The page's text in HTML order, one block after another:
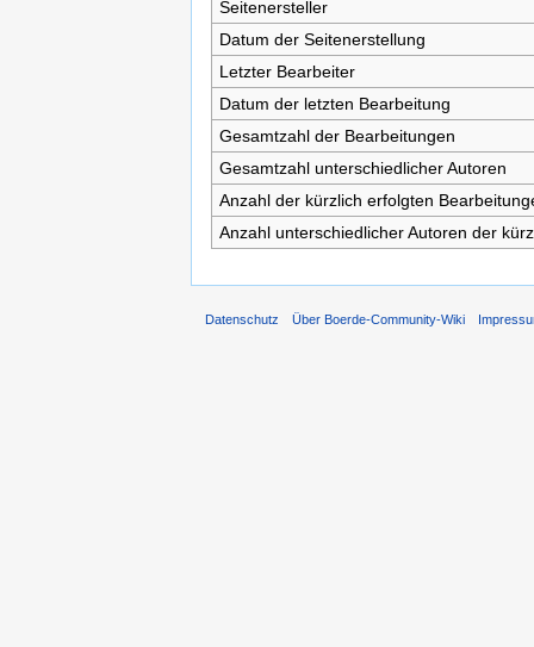
Seitenersteller
Datum der Seitenerstellung
Letzter Bearbeiter
Datum der letzten Bearbeitung
Gesamtzahl der Bearbeitungen
Gesamtzahl unterschiedlicher Autoren
Anzahl der kürzlich erfolgten
Anzahl unterschiedlicher Autoren der
Datenschutz Über Boerde-Community-Wiki